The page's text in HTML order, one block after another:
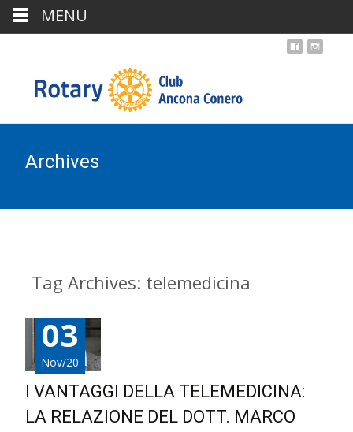
Archives
Tag Archives: telemedicina
03
Nov/20
I VANTAGGI DELLA TELEMEDICINA:
LA RELAZIONE DEL DOTT. MARCO
MENU